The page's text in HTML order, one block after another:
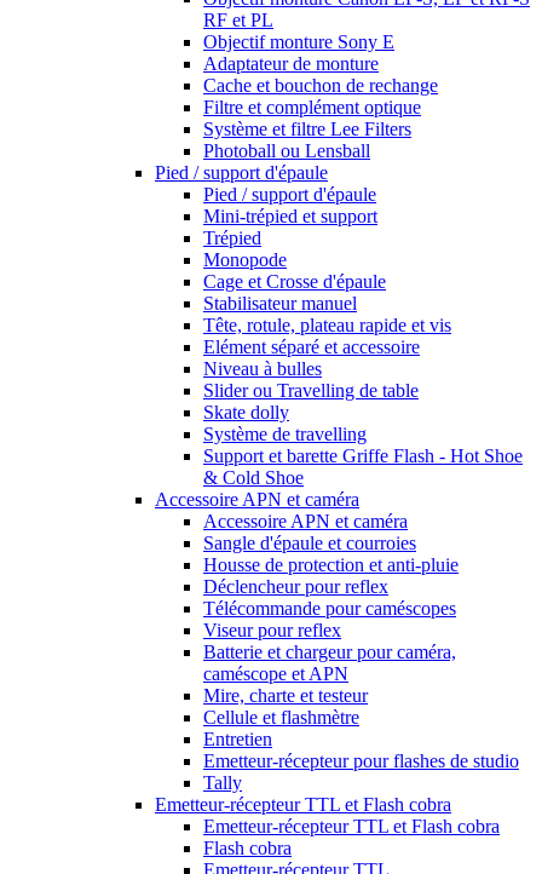
RF et PL
Objectif monture Sony E
Adaptateur de monture
Cache et bouchon de rechange
Filtre et complément optique
Système et filtre Lee Filters
Photoball ou Lensball
Pied / support d'épaule
Pied / support d'épaule
Mini-trépied et support
Trépied
Monopode
Cage et Crosse d'épaule
Stabilisateur manuel
Tête, rotule, plateau rapide et vis
Elément séparé et accessoire
Niveau à bulles
Slider ou Travelling de table
Skate dolly
Système de travelling
Support et barette Griffe Flash - Hot Shoe
& Cold Shoe
Accessoire APN et caméra
Accessoire APN et caméra
Sangle d'épaule et courroies
Housse de protection et anti-pluie
Déclencheur pour reflex
Télécommande pour caméscopes
Viseur pour reflex
Batterie et chargeur pour caméra,
caméscope et APN
Mire, charte et testeur
Cellule et flashmètre
Entretien
Emetteur-récepteur pour flashes de studio
Tally
Emetteur-récepteur TTL et Flash cobra
Emetteur-récepteur TTL et Flash cobra
Flash cobra
Emetteur-récepteur TTL